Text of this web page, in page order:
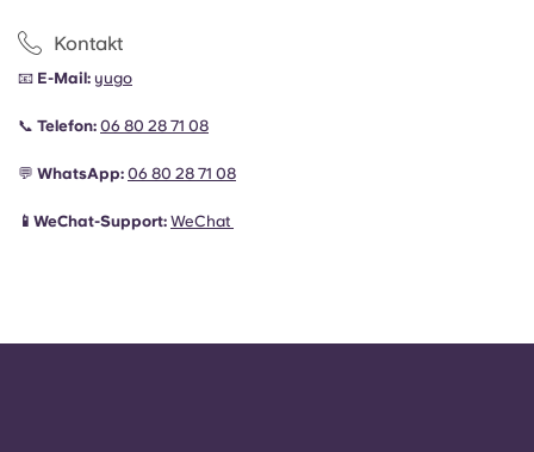
Kontakt
📧 E-Mail: yugo
📞 Telefon: 06 80 28 71 08
💬 WhatsApp: 06 80 28 71 08
📱WeChat-Support: WeChat